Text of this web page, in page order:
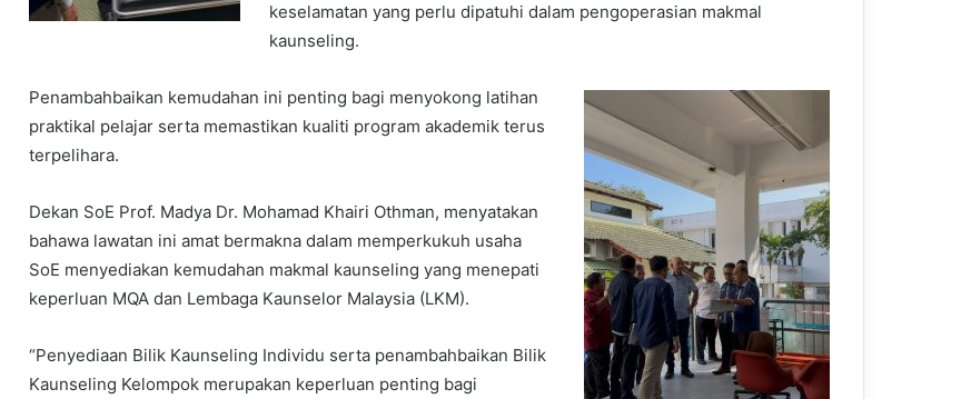
keselamatan yang perlu dipatuhi dalam pengoperasian makmal
kaunseling.
Penambahbaikan kemudahan ini penting bagi menyokong latihan
praktikal pelajar serta memastikan kualiti program akademik terus
terpelihara.
Dekan SoE Prof. Madya Dr. Mohamad Khairi Othman, menyatakan
bahawa lawatan ini amat bermakna dalam memperkukuh usaha
SoE menyediakan kemudahan makmal kaunseling yang menepati
keperluan MQA dan Lembaga Kaunselor Malaysia (LKM).
“Penyediaan Bilik Kaunseling Individu serta penambahbaikan Bilik
Kaunseling Kelompok merupakan keperluan penting bagi